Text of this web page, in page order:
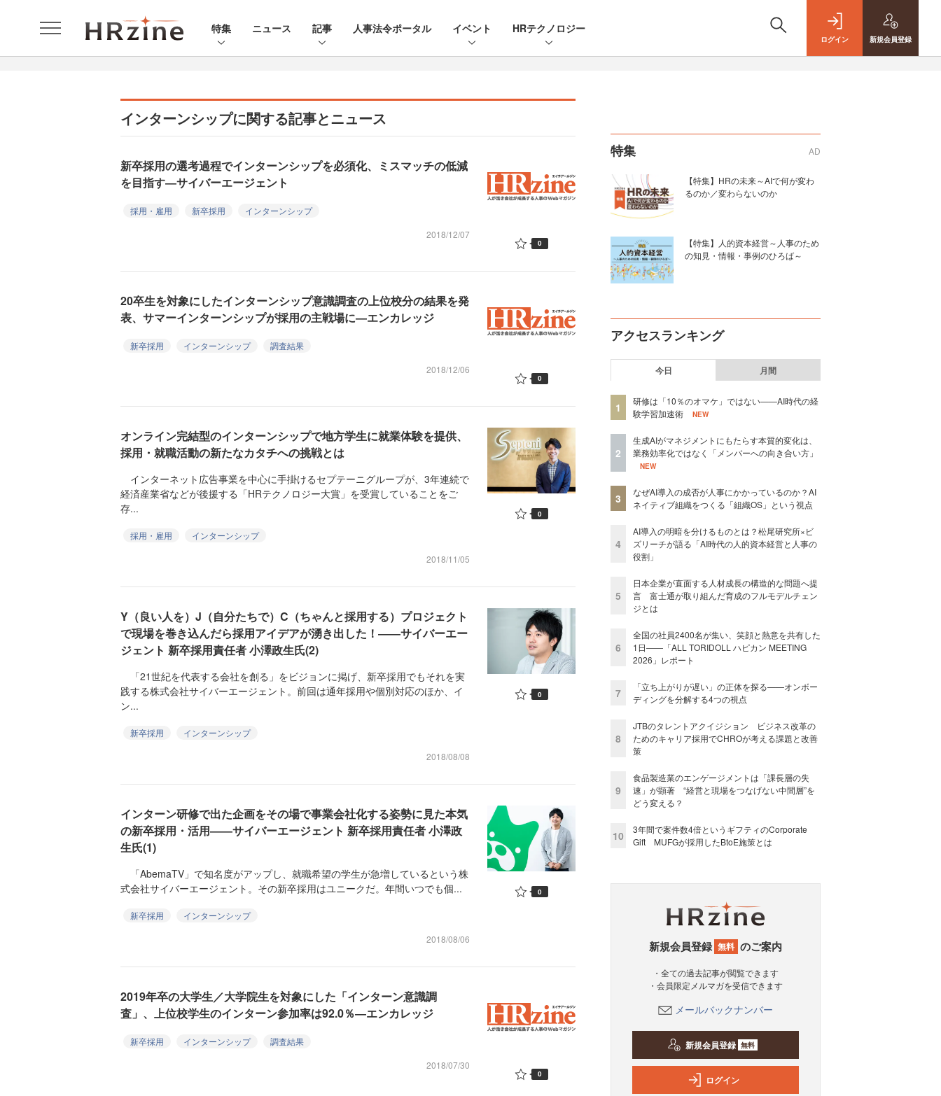
特集 ニュース 記事 人事法令ポータル イベント HRテクノロジー
ログイン 新規会員登録
インターンシップに関する記事とニュース
新卒採用の選考過程でインターンシップを必須化、ミスマッチの低減
を目指す―サイバーエージェント
採用・雇用 新卒採用
インターンシップ
2018/12/07
0
20卒生を対象にしたインターンシップ意識調査の上位校分の結果を発
表、サマーインターンシップが採用の主戦場に―エンカレッジ
新卒採用 インターンシップ
調査結果
2018/12/06
0
オンライン完結型のインターンシップで地方学生に就業体験を提供、
採用・就職活動の新たなカタチへの挑戦とは
インターネット広告事業を中心に手掛けるセプテーニグループが、3年連続で
経済産業省などが後援する「HRテクノロジー大賞」を受賞していることをご
存...
採用・雇用
インターンシップ
2018/11/05
0
Y（良い人を）J（自分たちで）C（ちゃんと採用する）プロジェクト
で現場を巻き込んだら採用アイデアが湧き出した！――サイバーエー
ジェント 新卒採用責任者 小澤政生氏(2)
「21世紀を代表する会社を創る」をビジョンに掲げ、新卒採用でもそれを実
践する株式会社サイバーエージェント。前回は通年採用や個別対応のほか、イ
ン...
新卒採用
インターンシップ
2018/08/08
0
インターン研修で出た企画をその場で事業会社化する姿勢に見た本気
の新卒採用・活用――サイバーエージェント 新卒採用責任者 小澤政
生氏(1)
「AbemaTV」で知名度がアップし、就職希望の学生が急増しているという株
式会社サイバーエージェント。その新卒採用はユニークだ。年間いつでも個...
新卒採用
インターンシップ
2018/08/06
0
2019年卒の大学生／大学院生を対象にした「インターン意識調
査」、上位校学生のインターン参加率は92.0％―エンカレッジ
新卒採用 インターンシップ
調査結果
2018/07/30
0
特集 AD
【特集】HRの未来～AIで何が変わ
るのか／変わらないのか
【特集】人的資本経営～人事のため
の知見・情報・事例のひろば～
アクセスランキング
今日 月間
1
研修は「10％のオマケ」ではない——AI時代の経
験学習加速術
NEW
2
生成AIがマネジメントにもたらす本質的変化は、
業務効率化ではなく「メンバーへの向き合い方」
NEW
3
なぜAI導入の成否が人事にかかっているのか？AI
ネイティブ組織をつくる「組織OS」という視点
4
AI導入の明暗を分けるものとは？松尾研究所×ビ
ズリーチが語る「AI時代の人的資本経営と人事の
役割」
5
日本企業が直面する人材成長の構造的な問題へ提
言 富士通が取り組んだ育成のフルモデルチェン
ジとは
6
全国の社員2400名が集い、笑顔と熱意を共有した
1日――「ALL TORIDOLL ハピカン MEETING
2026」レポート
7
「立ち上がりが遅い」の正体を探る——オンボー
ディングを分解する4つの視点
8
JTBのタレントアクイジション ビジネス改革の
ためのキャリア採用でCHROが考える課題と改善
策
9
食品製造業のエンゲージメントは「課長層の失
速」が顕著 “経営と現場をつなげない中間層”を
どう変える？
10
3年間で案件数4倍というギフティのCorporate
Gift MUFGが採用したBtoE施策とは
新規会員登録 無料 のご案内
・全ての過去記事が閲覧できます
・会員限定メルマガを受信できます
メールバックナンバー
新規会員登録 無料
ログイン